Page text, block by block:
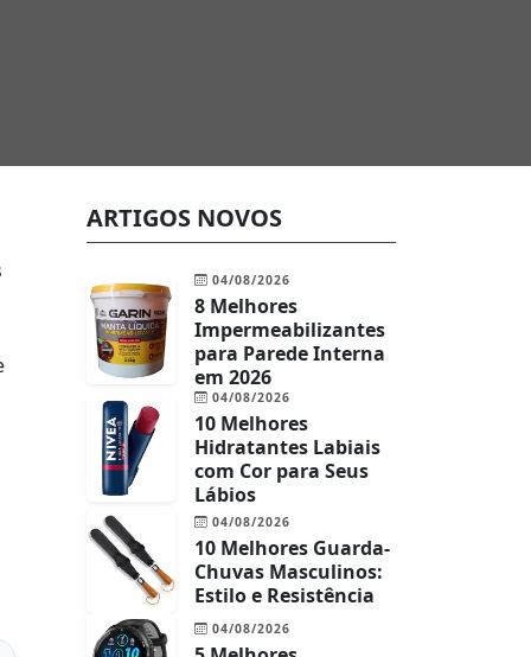
ARTIGOS NOVOS
04/08/2026
8 Melhores
Impermeabilizantes
para Parede Interna
em 2026
04/08/2026
10 Melhores
Hidratantes Labiais
com Cor para Seus
Lábios
04/08/2026
10 Melhores Guarda-
Chuvas Masculinos:
Estilo e Resistência
04/08/2026